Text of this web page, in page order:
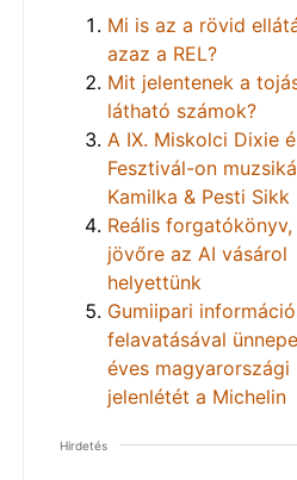
Mi is az a rövid
azaz a REL?
Mit jelentenek a
látható számok?
A IX. Miskolci Dixie
Fesztivál-on
Kamilka & Pesti Sikk
Reális
jövőre az AI vásárol
helyettünk
Gumiipari
felavatásával
éves magyarországi
jelenlétét a Michelin
Hirdetés